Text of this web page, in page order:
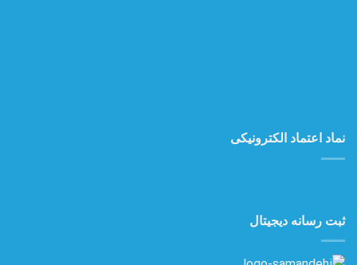
نماد اعتماد الکترونیکی
ثبت رسانه دیجیتال